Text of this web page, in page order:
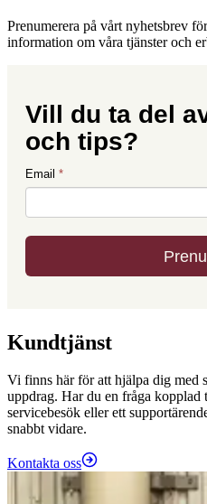
Prenumerera på vårt nyhetsbrev
information om våra tjänster och
Kundtjänst
Vi finns här för att hjälpa dig med
uppdrag. Har du en fråga kopplad
servicebesök eller ett
snabbt vidare.
Kontakta oss